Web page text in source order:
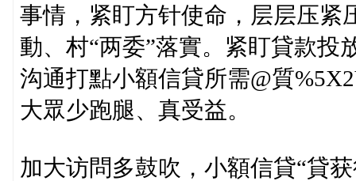
事情，紧盯方针使命，层层压紧
動、村“两委”落實。紧盯貸款投
沟通打點小額信貸所需@質
大眾少跑腿、真受益。
加大访問多鼓吹，小額信貸“貸